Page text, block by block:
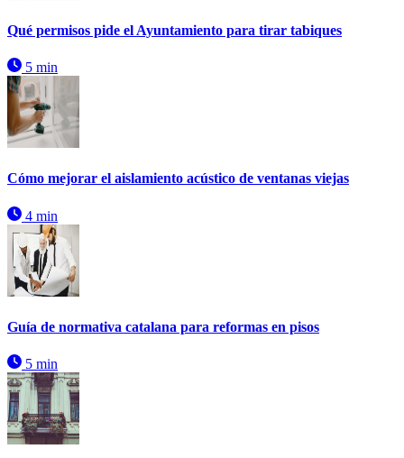
Qué permisos pide el Ayuntamiento para tirar tabiques
5 min
Cómo mejorar el aislamiento acústico de ventanas viejas
4 min
Guía de normativa catalana para reformas en pisos
5 min